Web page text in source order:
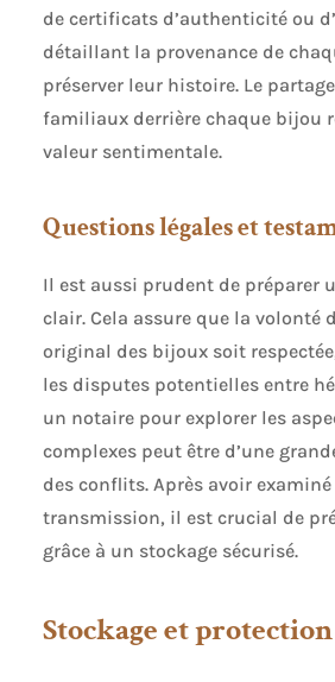
de certificats d’authenticité ou
détaillant la provenance de
préserver leur histoire. Le
familiaux derrière chaque bijou
valeur sentimentale.
Questions légales et
Il est aussi prudent de préparer
clair. Cela assure que la volonté
original des bijoux soit
les disputes potentielles entre
un notaire pour explorer les
complexes peut être d’une
des conflits. Après avoir
transmission, il est crucial de
grâce à un stockage sécurisé.
Stockage et